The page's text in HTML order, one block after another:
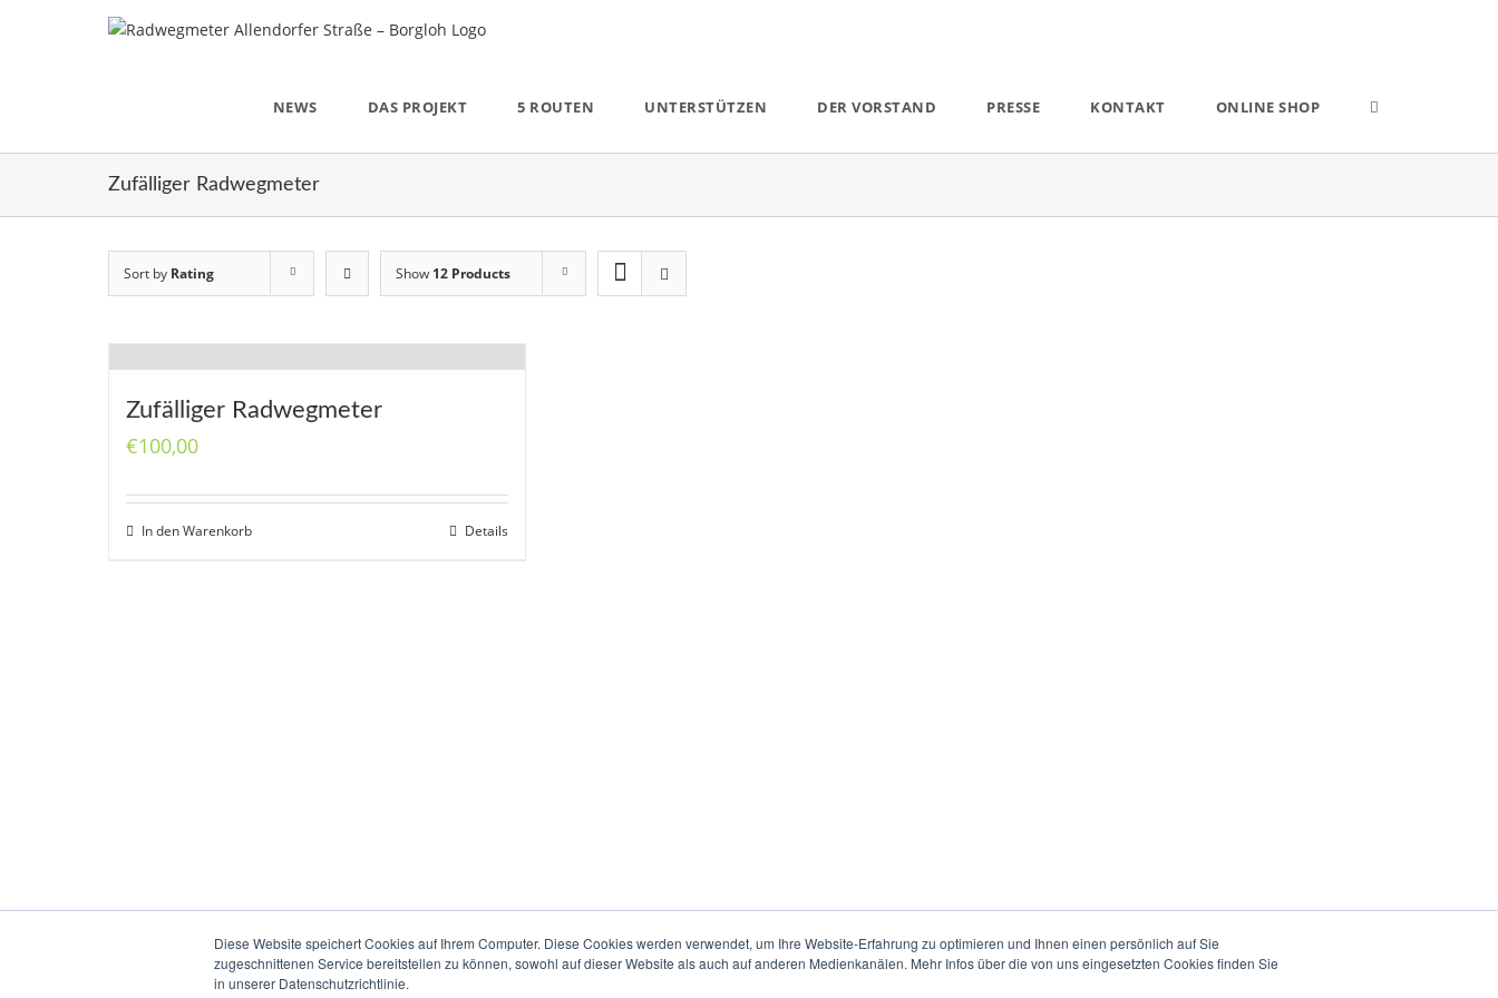
Diese Website speichert Cookies auf Ihrem Computer. Diese Cookies werden verwendet, um Ihre Website-Erfahrung zu optimieren und Ihnen einen persönlich auf Sie
zugeschnittenen Service bereitstellen zu können, sowohl auf dieser Website als auch auf anderen Medienkanälen. Mehr Infos über die von uns eingesetzten Cookies finden Sie
in unserer Datenschutzrichtlinie.
NEWS DAS PROJEKT 5 ROUTEN UNTERSTÜTZEN DER VORSTAND PRESSE KONTAKT ONLINE SHOP
Zufälliger Radwegmeter
Sort by Rating Show 12 Products
Zufälliger Radwegmeter
€100,00
In den Warenkorb Details